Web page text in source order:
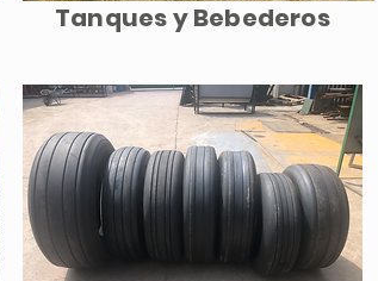
Tanques y Bebederos